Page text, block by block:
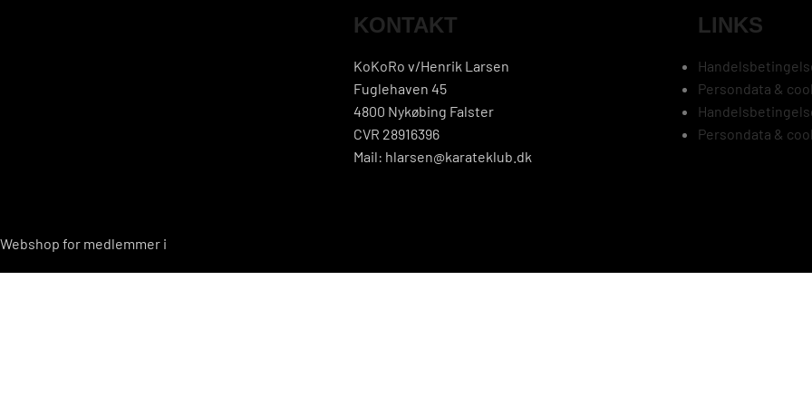
KONTAKT
KoKoRo v/Henrik Larsen
Fuglehaven 45
4800 Nykøbing Falster
CVR 28916396
Mail: hlarsen@karateklub.dk
LINKS
Persondata &
Persondata &
Webshop for medlemmer i